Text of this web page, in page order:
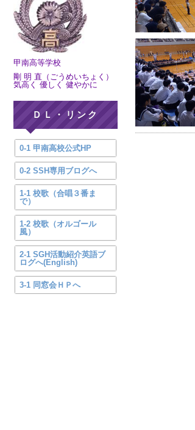
甲南高等学校
剛 明 直（ごうめいちょく）
気高く 優しく 健やかに
ＤＬ・リンク
0-1 甲南高校公式HP
0-2 SSH専用ブログへ
1-1 校歌（合唱３番ま
で）
1-2 校歌（オルゴール
風）
2-1 SGH活動紹介英語ブ
ログへ(English)
3-1 同窓会ＨＰへ